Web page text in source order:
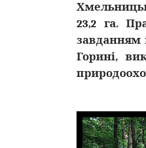
23,2 га.
завданням
Горині,